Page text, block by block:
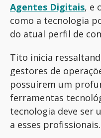
Agentes Digitais, e
como a tecnologia
do atual perfil de
Tito inicia
gestores de
possuírem um
ferramentas
tecnologia deve ser
a esses profissionais.